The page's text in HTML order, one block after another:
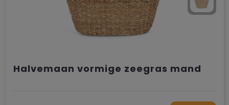
Halvemaan vormige zeegras mand